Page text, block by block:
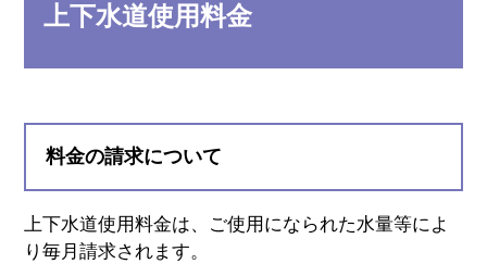
上下水道使用料金
料金の請求について
上下水道使用料金は、ご使用になられた水量等によ
り毎月請求されます。